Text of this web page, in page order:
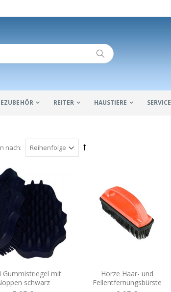
REITER HAUSTIERE SERVICE
nach:
Gummistriegel mit
schwarz
Horze Haar- und
Fellentfernungsbürste